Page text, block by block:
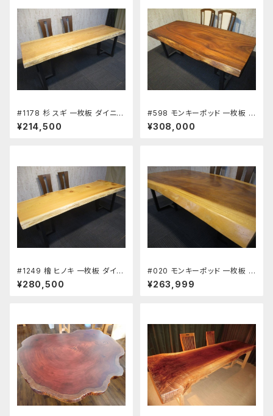
#1178 杉 スギ 一枚板 ダイニン
グテーブル ワーキングデスク 座
卓 長さ216.5cm 幅75.5～74
¥214,500
#598 モンキーポッド 一枚板 ダ
イニングテーブル ワーキングデ
スク 座卓 長さ185cm 幅78～
¥308,000
#1249 檜 ヒノキ 一枚板 ダイニ
ングテーブル ワーキングデスク
座卓 長さ218.5～220㎝ 幅72
¥280,500
#020 モンキーポッド 一枚板 ダ
イニングテーブル ワーキングデ
スク 座卓 長さ186㎝ 幅82～9
¥263,999